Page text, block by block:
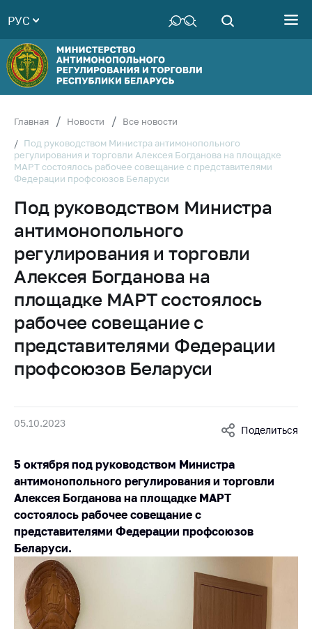
Руководство
Структура
Министерства
Территориальные
Законодательство
Антикоррупционная
Общественно-
консультативный
совет
Соискателям
Награждения
Белорусская
универсальная
товарная биржа
Общественная
Идеологическая
Официальные
геральдические
символы
5 лет МАРТ
Деятельность
Ценовая политика
Антимонопольное
регулирование и
конкуренция
РУС
Главная Новости
Все новости
Под руководством Министра антимонопольного
регулирования и торговли Алексея Богданова на площадке
МАРТ состоялось рабочее совещание с представителями
Федерации профсоюзов Беларуси
Под руководством Министра
антимонопольного
регулирования и торговли
Алексея Богданова на
площадке МАРТ состоялось
рабочее совещание с
представителями Федерации
профсоюзов Беларуси
05.10.2023
Поделиться
5 октября под руководством Министра
антимонопольного регулирования и торговли
Алексея Богданова на площадке МАРТ
состоялось рабочее совещание с
представителями Федерации профсоюзов
Беларуси.